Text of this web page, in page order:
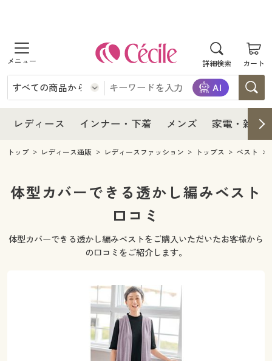
詳細検索 カート
商品を探す
レディース
レディースファッション
女性下着
インナー・下着
インナー・下着通販すべて
女性下着
ジュニア・ティーンズ下着
メンズ
メンズ通販すべて
家電・雑貨
キッチン・雑貨・日用品
寝具・インテリア・家具
寝具・インテリア・家具通販すべて
カーテン・ラグ・ファブリック
美容・健康通販すべて
美容・健康・サプリメント
制服・スクールすべて
大きいサイズ通販すべて
レディース インナー・下着 メンズ 家電・雑貨
レディース
レディース通販すべて
レディースファッション
インナー・下着
インナー・下着通販すべて
ジュニア・ティーンズ下着
メンズ
キッチン・雑貨・日用品
寝具・インテリア・家具通販すべて
家具・収納
カーテン・ラグ・ファブリック
美容・健康通販すべて
制服・スクール
ジュニア・ティーンズ下着
大きいサイズ通販すべて
大きいサイズ レディース服
トップ レディース通販 レディースファッション トップス ベスト
体型カバーできる透かし編みベスト
口コミ
体型カバーできる透かし編みベストをご購入いただいたお客様から
の口コミをご紹介します。